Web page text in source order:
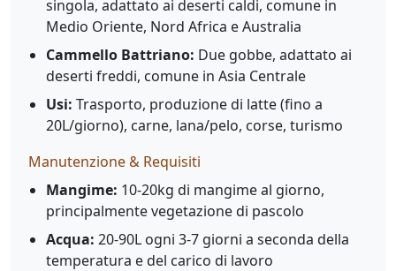
singola, adattato ai deserti caldi, comune in
Medio Oriente, Nord Africa e Australia
Cammello Battriano: Due gobbe, adattato ai
deserti freddi, comune in Asia Centrale
Usi: Trasporto, produzione di latte (fino a
20L/giorno), carne, lana/pelo, corse, turismo
Manutenzione & Requisiti
Mangime: 10-20kg di mangime al giorno,
principalmente vegetazione di pascolo
Acqua: 20-90L ogni 3-7 giorni a seconda della
temperatura e del carico di lavoro